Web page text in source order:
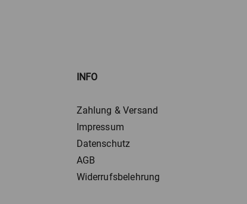
INFO
Zahlung & Versand
Impressum
Datenschutz
AGB
Widerrufsbelehrung